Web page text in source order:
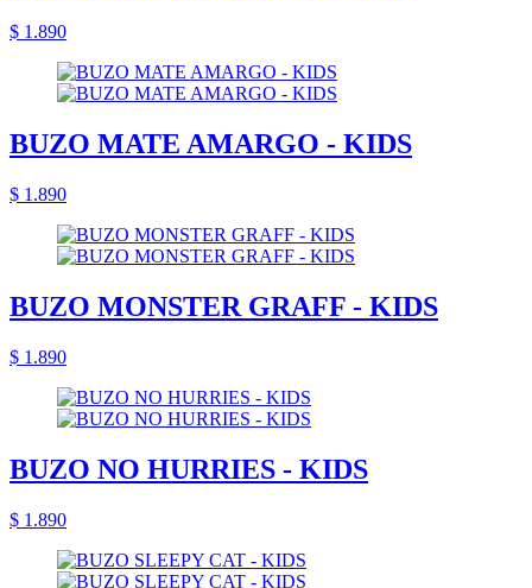
$ 1.890
BUZO MATE AMARGO - KIDS
$ 1.890
BUZO MONSTER GRAFF - KIDS
$ 1.890
BUZO NO HURRIES - KIDS
$ 1.890